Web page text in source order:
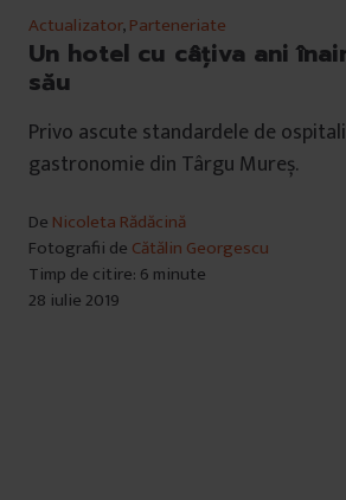
Actualizator,Parteneriate
Un hotel cu câțiva ani
său
Privo ascute standardele de
gastronomie din Târgu Mureș.
De Nicoleta Rădăcină
Fotografii de Cătălin Georgescu
Timp de citire: 6 minute
28 iulie 2019